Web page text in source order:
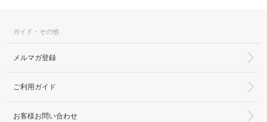
ガイド・その他
メルマガ登録
ご利用ガイド
お客様お問い合わせ